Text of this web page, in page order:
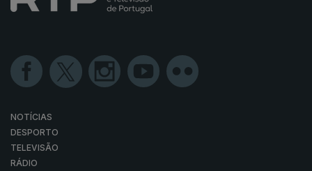
NOTÍCIAS
DESPORTO
TELEVISÃO
RÁDIO